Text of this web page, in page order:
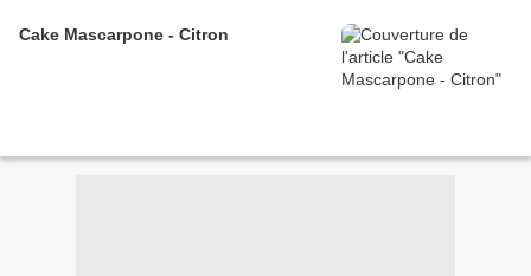
Cake Mascarpone - Citron